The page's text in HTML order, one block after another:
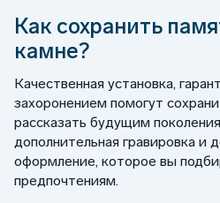
Как сохранить
камне?
Качественная установка,
захоронением помогут
рассказать будущим
дополнительная гравировка и
оформление, которое вы
предпочтениям.